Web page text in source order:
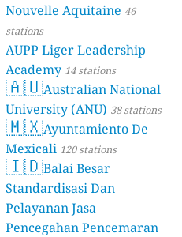
Nouvelle Aquitaine 46
stations
AUPP Liger Leadership
Academy 14 stations
🇦🇺Australian National
University (ANU) 38 stations
🇲🇽Ayuntamiento De
Mexicali 120 stations
🇮🇩Balai Besar
Standardisasi Dan
Pelayanan Jasa
Pencegahan Pencemaran